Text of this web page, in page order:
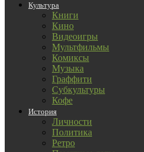
Культура
Книги
Кино
Видеоигры
Мультфильмы
Комиксы
Музыка
Граффити
Субкультуры
Кофе
История
Личности
Политика
Ретро